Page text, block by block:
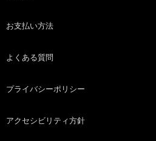
お支払い方法
よくある質問
プライバシーポリシー
アクセシビリティ方針